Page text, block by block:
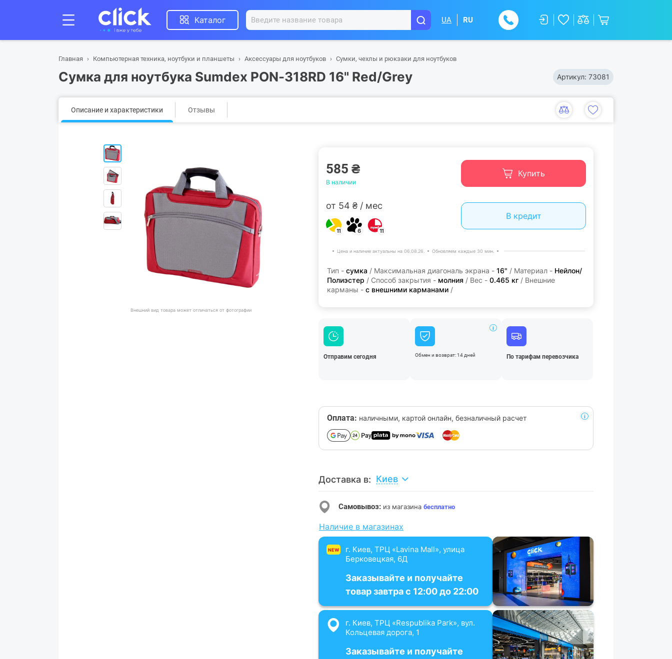
Каталог UA RU
Главная Компьютерная техника, ноутбуки и планшеты Аксессуары для ноутбуков Сумки, чехлы и рюкзаки для ноутбуков
Сумка для ноутбука Sumdex PON-318RD 16" Red/Grey Артикул: 73081
Описание и характеристики Отзывы
Внешний вид товара может отличаться от фотографии
585 ₴
В наличии
Купить
от 54 ₴ / мес
11 6 11
В кредит
Цена и наличие актуальны на 06.08.26. Обновляем каждые 30 мин.
Тип - сумка / Максимальная диагональ экрана - 16" / Материал - Нейлон/
Полиэстер / Способ закрытия - молния / Вес - 0.465 кг / Внешние
карманы - с внешними карманами /
Отправим сегодня Обмен и возврат: 14 дней По тарифам перевозчика
Оплата: наличными, картой онлайн, безналичный расчет
Доставка в: Киев
Самовывоз: из магазина бесплатно
Наличие в магазинах
NEW
г. Киев, ТРЦ «Lavina Mall», улица
Берковецкая, 6Д
Заказывайте и получайте
товар завтра с 12:00 до 22:00
г. Киев, ТРЦ «Respublika Park», вул.
Кольцевая дорога, 1
Заказывайте и получайте